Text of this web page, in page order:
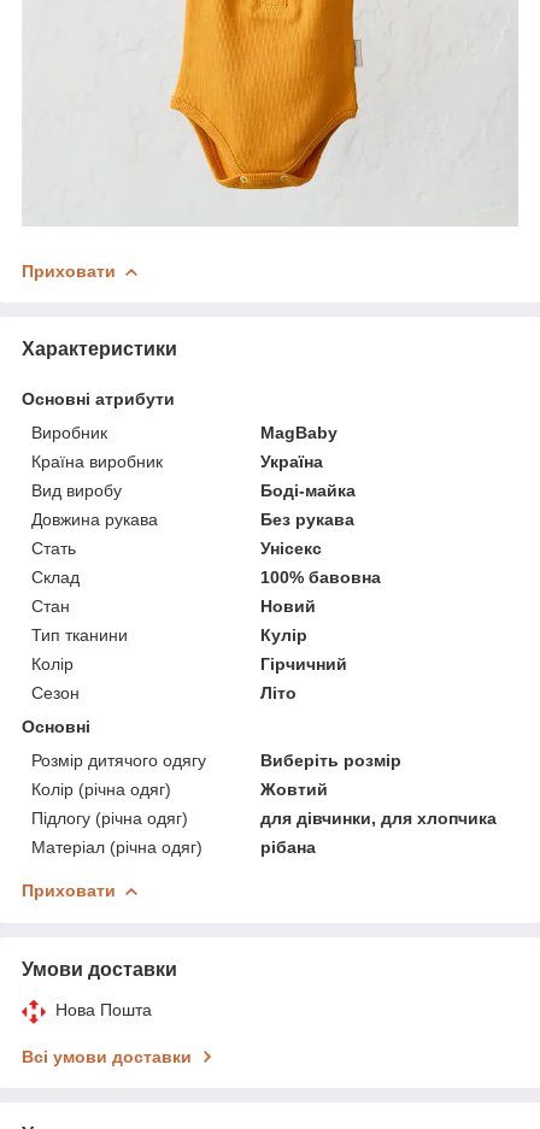
Приховати
Характеристики
Основні атрибути
Виробник
MagBaby
Країна виробник
Україна
Вид виробу
Боді-майка
Довжина рукава
Без рукава
Стать
Унісекс
Склад
100% бавовна
Стан
Новий
Тип тканини
Кулір
Колір
Гірчичний
Сезон
Літо
Основні
Розмір дитячого одягу
Виберіть розмір
Колір (річна одяг)
Жовтий
Підлогу (річна одяг)
для дівчинки, для хлопчика
Матеріал (річна одяг)
рібана
Приховати
Умови доставки
Нова Пошта
Всі умови доставки